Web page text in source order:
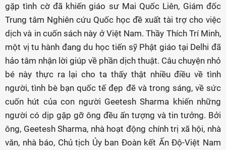
gặp tình cờ đã khiến giáo sư Mai Quốc Liên, Giám đốc
Trung tâm Nghiên cứu Quốc học đề xuất tài trợ cho việc
dịch và in cuốn sách này ở Việt Nam. Thầy Thích Trí Minh,
một vị tu hành đang du học tiến sỹ Phật giáo tại Delhi đã
hảo tâm nhận lời giúp về phần dịch thuật. Câu chuyện nhỏ
bé này thực ra lại cho ta thấy thật nhiều điều về tình
người, tình bè bạn quốc tế đẹp đẽ và trong sáng, về sức
cuốn hút của con người Geetesh Sharma khiến những
người có dịp gặp gỡ ông đều ấn tượng và tin tưởng. Bởi
ông, Geetesh Sharma, nhà hoạt động chính trị xã hội, nhà
văn, nhà báo, Chủ tịch Ủy ban Đoàn kết Ấn Độ-Việt Nam